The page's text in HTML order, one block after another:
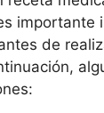
importante
de